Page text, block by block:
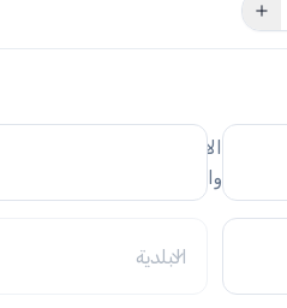
الاسم
واللقب
البلدية